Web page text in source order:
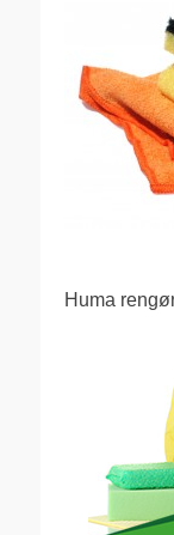
Huma